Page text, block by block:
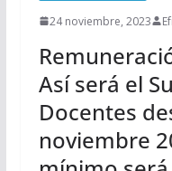
24 noviembre, 2023
Así será el
Docentes
noviembre